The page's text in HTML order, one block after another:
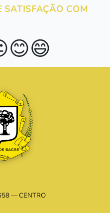
SATISFAÇÃO COM
😊😄
— CENTRO